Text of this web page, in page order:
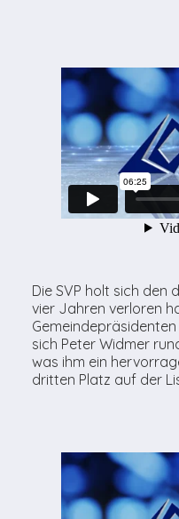
Die SVP holt sich den
vier Jahren verloren
sich Peter Widmer
was ihm ein
dritten Platz auf der